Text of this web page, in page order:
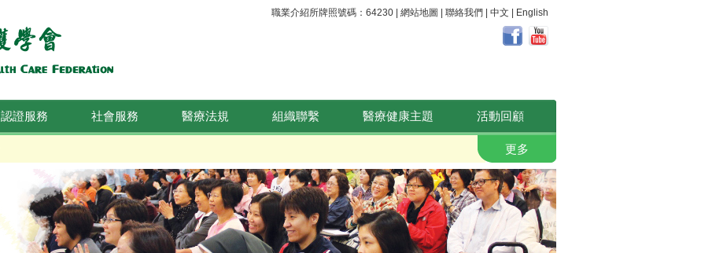
職業介紹所牌照號碼：64230 | 網站地圖 聯絡我們 中文 English
認證服務 社會服務 醫療法規 組織聯繫 醫療健康主題 活動回顧
關注腸道 守護健康
更多